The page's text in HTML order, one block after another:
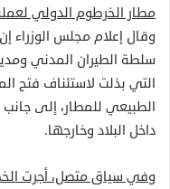
مطار الخرطوم الدولي
وقال إعلام مجلس الوزراء
سلطة الطيران المدني
التي بذلت لاستئناف فتح
الطبيعي للمطار، إلى جانب
داخل البلاد وخارجها.
وفي سياق متصل، أجرت